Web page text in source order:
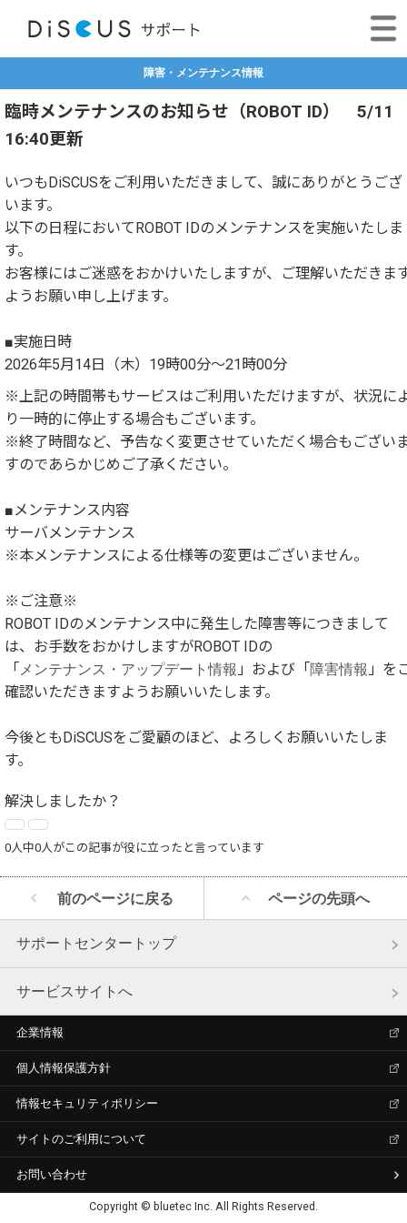
障害・メンテナンス情報
臨時メンテナンスのお知らせ（ROBOT ID） 5/11
16:40更新
いつもDiSCUSをご利用いただきまして、誠にありがとうござ
います。
以下の日程においてROBOT IDのメンテナンスを実施いたしま
す。
お客様にはご迷惑をおかけいたしますが、ご理解いただきま
ようお願い申し上げます。
■実施日時
2026年5月14日（木）19時00分～21時00分
※上記の時間帯もサービスはご利用いただけますが、状況に
り一時的に停止する場合もございます。
※終了時間など、予告なく変更させていただく場合もござい
すのであらかじめご了承ください。
■メンテナンス内容
サーバメンテナンス
※本メンテナンスによる仕様等の変更はございません。
※ご注意※
ROBOT IDのメンテナンス中に発生した障害等につきまして
は、お手数をおかけしますがROBOT IDの
「 メンテナンス・アップデート情報 」および「 障害情報 」を
確認いただきますようお願いいたします。
今後ともDiSCUSをご愛顧のほど、よろしくお願いいたしま
す。
解決しましたか？
0人中0人がこの記事が役に立ったと言っています
前のページに戻る ページの先頭へ
サポートセンタートップ
サービスサイトへ
企業情報
個人情報保護方針
情報セキュリティポリシー
サイトのご利用について
お問い合わせ
Copyright © bluetec Inc. All Rights Reserved.